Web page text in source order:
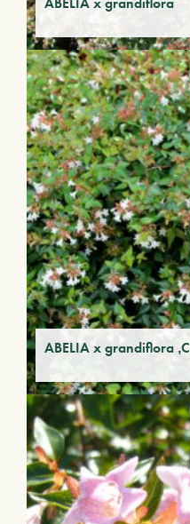
ABELIA x grandiflora